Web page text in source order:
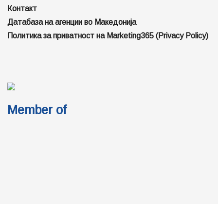
Контакт
Датабаза на агенции во Македонија
Политика за приватност на Marketing365 (Privacy Policy)
Member of